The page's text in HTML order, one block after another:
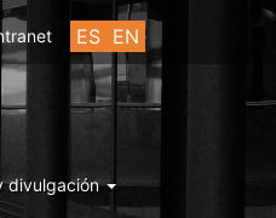
ES EN
divulgación